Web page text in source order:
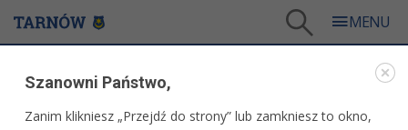
Piąta edycja kryterium kolarskiego imienia Eugeniusza Kwiatkowskiego (2)
WARTO ZOBACZYĆ
Szanowni Państwo,
Zanim klikniesz „Przejdź do strony” lub zamkniesz to okno,